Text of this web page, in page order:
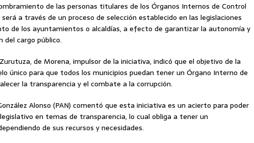
de las personas titulares de los Órganos Internos de Control
a través de un proceso de selección establecido en las legislaciones
de los ayuntamientos o alcaldías, a efecto de garantizar la autonomía y
del cargo público.
de Morena, impulsor de la iniciativa, indicó que el objetivo de la
único para que todos los municipios puedan tener un Órgano Interno de
la transparencia y el combate a la corrupción.
Alonso (PAN) comentó que esta iniciativa es un acierto para poder
en temas de transparencia, lo cual obliga a tener un
de sus recursos y necesidades.